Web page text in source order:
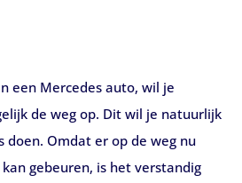
een Mercedes auto, wil je
de weg op. Dit wil je natuurlijk
doen. Omdat er op de weg nu
gebeuren, is het verstandig